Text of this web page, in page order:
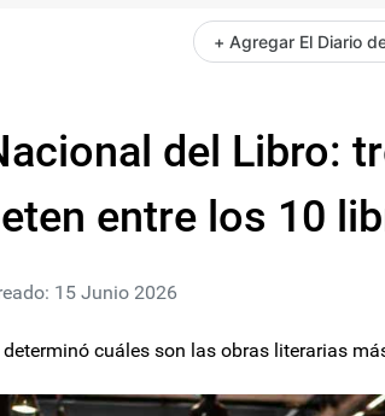
+ Agregar El Diario
del Libro:
entre los 10
15 Junio 2026
cuáles son las obras literarias